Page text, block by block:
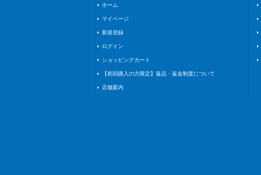
ホーム
マイページ
新規登録
ログイン
ショッピングカート
【初回購入の方限定】返品・返金制度について
店舗案内